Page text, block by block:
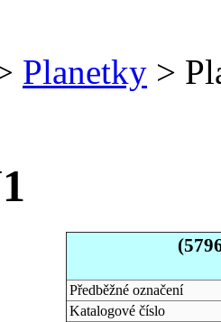
Planetky >
Předběžné označení
Katalogové číslo